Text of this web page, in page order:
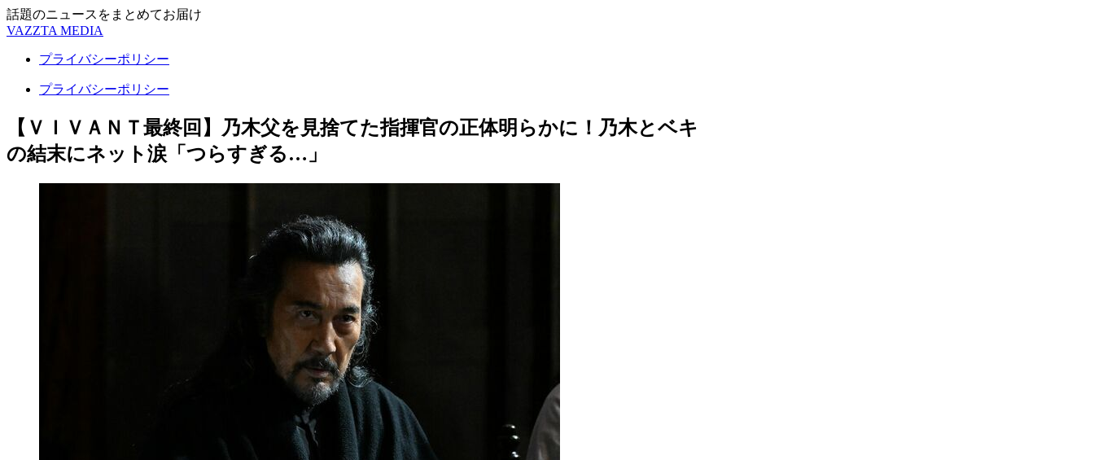
話題のニュースをまとめてお届け
VAZZTA MEDIA
プライバシーポリシー
プライバシーポリシー
【ＶＩＶＡＮＴ最終回】乃木父を見捨てた指揮官の正体明らかに！乃木とベキ
の結末にネット涙「つらすぎる…」